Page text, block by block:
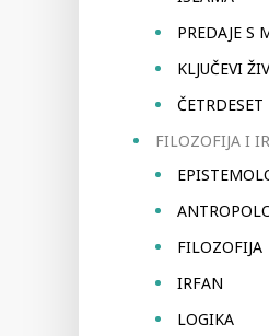
PREDAJE S
KLJUČEVI
FILOZOFIJA I
FILOZOFIJA
IRFAN
LOGIKA